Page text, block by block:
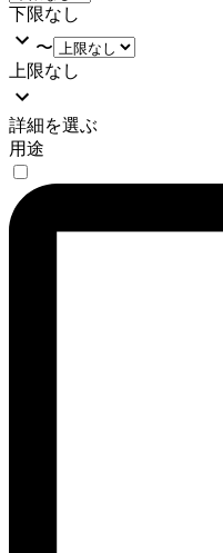
下限なし
〜
上限なし
詳細を選ぶ
用途